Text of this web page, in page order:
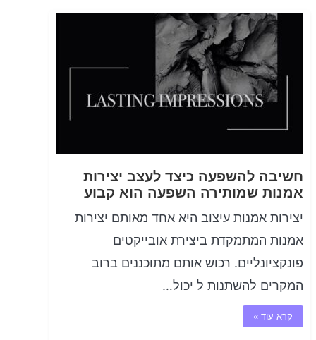
חשיבה להשפעה כיצד לעצב יצירות
אמנות שמותירה השפעה הוא קבוע
יצירות אמנות עיצוב היא אחד מאותם יצירות
אמנות המתמקדת ביצירת אובייקטים
פונקציונליים. רכוש אותם מתוכננים ברוב
המקרים להשתנות ל יכול…
קרא עוד »